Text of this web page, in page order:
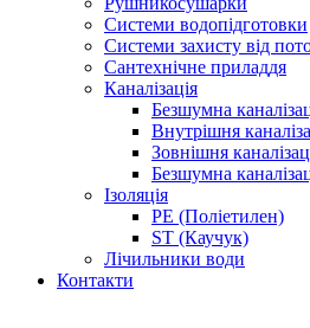
Системи водопідготовки
Системи захисту від
Сантехнічне приладдя
Каналізація
Безшумна
Внутрішня
Зовнішня
Безшумна
Ізоляція
PE (Поліетилен)
ST (Каучук)
Лічильники води
Контакти